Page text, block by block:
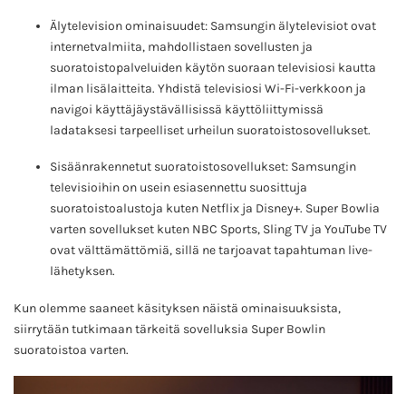
Älytelevision ominaisuudet: Samsungin älytelevisiot ovat
internetvalmiita, mahdollistaen sovellusten ja
suoratoistopalveluiden käytön suoraan televisiosi kautta
ilman lisälaitteita. Yhdistä televisiosi Wi-Fi-verkkoon ja
navigoi käyttäjäystävällisissä käyttöliittymissä
ladataksesi tarpeelliset urheilun suoratoistosovellukset.
Sisäänrakennetut suoratoistosovellukset: Samsungin
televisioihin on usein esiasennettu suosittuja
suoratoistoalustoja kuten Netflix ja Disney+. Super Bowlia
varten sovellukset kuten NBC Sports, Sling TV ja YouTube TV
ovat välttämättömiä, sillä ne tarjoavat tapahtuman live-
lähetyksen.
Kun olemme saaneet käsityksen näistä ominaisuuksista,
siirrytään tutkimaan tärkeitä sovelluksia Super Bowlin
suoratoistoa varten.